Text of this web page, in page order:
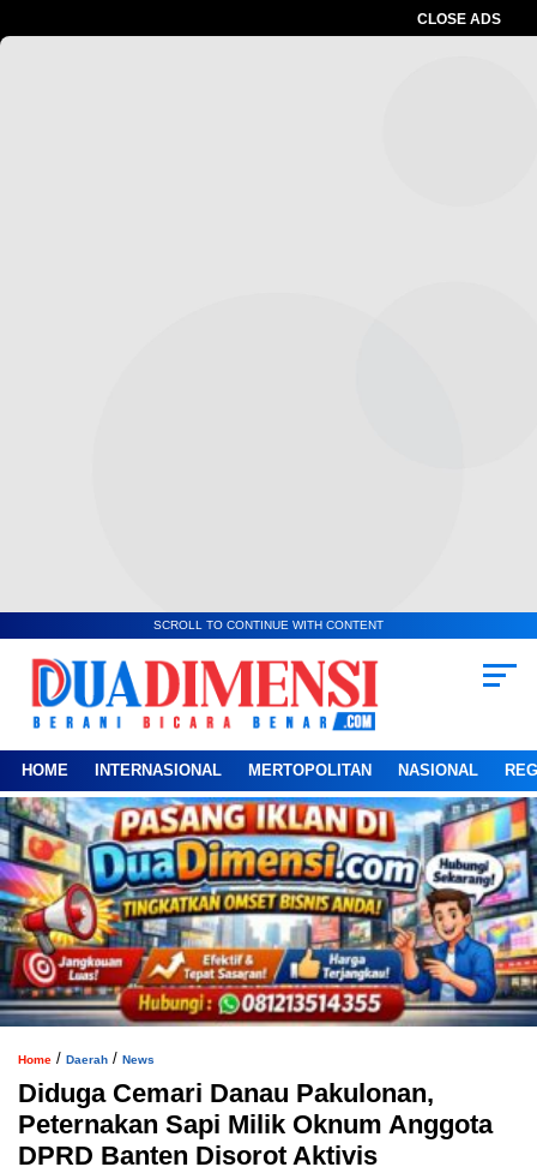
CLOSE ADS
SCROLL TO CONTINUE WITH CONTENT
HOME INTERNASIONAL MERTOPOLITAN NASIONAL
Home / Daerah / News
Diduga Cemari Danau Pakulonan,
Peternakan Sapi Milik Oknum Anggota
DPRD Banten Disorot Aktivis